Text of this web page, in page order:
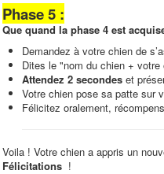
Phase 5 :
Que quand la phase 4 est
Demandez à votre chien de
Dites le "nom du chien + votre
Attendez 2 secondeset
Votre chien pose sa patte sur
Félicitez oralement,
Voila ! Votre chien a appris un
Félicitations !